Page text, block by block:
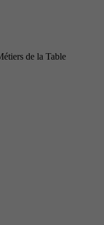
de la Table